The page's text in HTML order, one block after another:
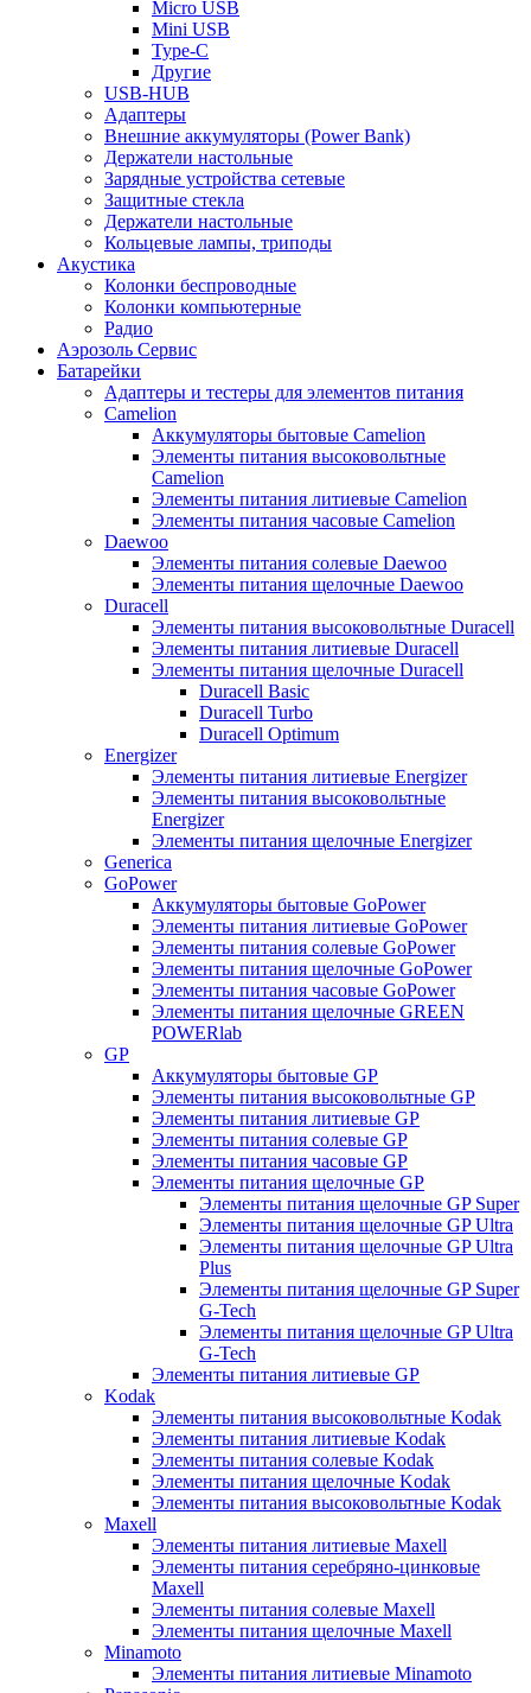
Micro USB
Mini USB
Type-C
Другие
USB-HUB
Адаптеры
Внешние аккумуляторы (Power Bank)
Держатели настольные
Зарядные устройства сетевые
Защитные стекла
Держатели настольные
Кольцевые лампы, триподы
Акустика
Колонки беспроводные
Колонки компьютерные
Радио
Аэрозоль Сервис
Батарейки
Aдаптеры и тестеры для элементов питания
Camelion
Аккумуляторы бытовые Camelion
Элементы питания высоковольтные
Camelion
Элементы питания литиевые Camelion
Элементы питания часовые Camelion
Daewoo
Элементы питания солевые Daewoo
Элементы питания щелочные Daewoo
Duracell
Элементы питания высоковольтные Duracell
Элементы питания литиевые Duracell
Элементы питания щелочные Duracell
Duracell Basic
Duracell Turbo
Duracell Optimum
Energizer
Элементы питания литиевые Energizer
Элементы питания высоковольтные
Energizer
Элементы питания щелочные Energizer
Generica
GoPower
Аккумуляторы бытовые GoPower
Элементы питания литиевые GoPower
Элементы питания солевые GoPower
Элементы питания щелочные GoPower
Элементы питания часовые GoPower
Элементы питания щелочные GREEN
POWERlab
GP
Аккумуляторы бытовые GP
Элементы питания высоковольтные GP
Элементы питания литиевые GP
Элементы питания солевые GP
Элементы питания часовые GP
Элементы питания щелочные GP
Элементы питания щелочные GP Super
Элементы питания щелочные GP Ultra
Элементы питания щелочные GP Ultra
Plus
Элементы питания щелочные GP Super
G-Tech
Элементы питания щелочные GP Ultra
G-Tech
Элементы питания литиевые GP
Kodak
Элементы питания высоковольтные Kodak
Элементы питания литиевые Kodak
Элементы питания солевые Kodak
Элементы питания щелочные Kodak
Элементы питания высоковольтные Kodak
Maxell
Элементы питания литиевые Maxell
Элементы питания серебряно-цинковые
Maxell
Элементы питания солевые Maxell
Элементы питания щелочные Maxell
Minamoto
Элементы питания литиевые Minamoto